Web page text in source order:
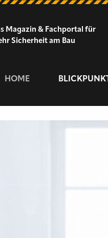
Magazin & Fachportal für
Sicherheit am Bau
HOME BLICKPUNKT